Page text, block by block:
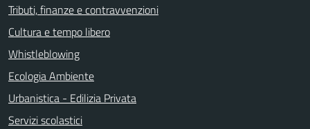
Tributi, finanze e contravvenzioni
Cultura e tempo libero
Whistleblowing
Ecologia Ambiente
Urbanistica - Edilizia Privata
Servizi scolastici